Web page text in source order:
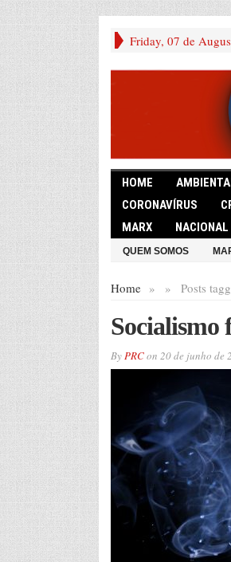
Friday, 07 de
HOME
CORONAVÍRUS
MARX
NACIONAL
QUEM SOMOS
Home » Posts
»
Socialismo
ByPRCon 20 de junho de